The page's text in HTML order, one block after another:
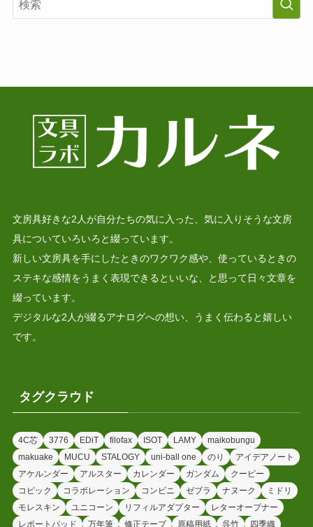
文房具好きな2人が自分たちの気に入った、気に入りそうな文房
具についていろいろと綴っています。
新しい文房具を手にしたときのワクワク感や、使っているときの
ステキな感情をうまく表現できるといいな、と思って日々文章を
綴っています。
デジタルな2人が綴るアナログへの想い、うまく伝わると嬉しい
です。
タグクラウド
4C芯 3776 EDiT filofax ISOT LAMY
maikobungu
makuake
MUCU STALOGY uni-ball one のり
アイデアノート
アケルンダー
アルスター カレンダー ガンダム
クーピー
コピック
コラボレーション コンビニ ゼブラ ナヌーク
ミドリ
モレスキン
ユニコーン リフィルアダプター
レターオープナー
レポートパッド
万年筆 修正テープ 原稿用紙 呉竹 四季織